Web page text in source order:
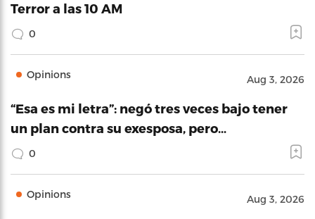
Terror a las 10 AM
0
Opinions Aug 3, 2026
“Esa es mi letra”: negó tres veces bajo tener
un plan contra su exesposa, pero…
0
Opinions Aug 3, 2026